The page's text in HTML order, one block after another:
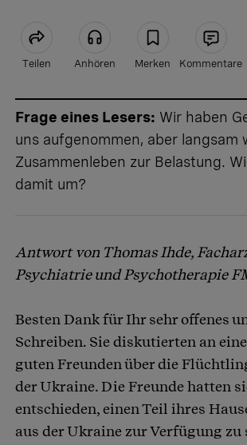
Teilen Anhören Merken Kommentare
Artikel teilen
Frage eines Lesers: Wir haben
uns aufgenommen, aber langsam
Zusammenleben zur Belastung.
damit um?
Antwort von Thomas Ihde,
Psychiatrie und Psychotherapie
Besten Dank für Ihr sehr offenes
Schreiben. Sie diskutierten an
guten Freunden über die
der Ukraine. Die Freunde hatten
entschieden, einen Teil ihres
aus der Ukraine zur Verfügung zu